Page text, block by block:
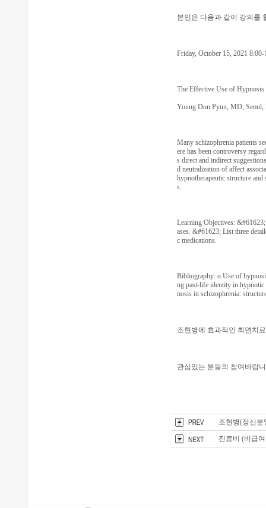
본인은 다음과 같이 강의를
Friday, October 15, 2021
The Effective Use of Hypnosis
Young Don Pyun, MD, Seoul,
Many schizophrenia patients
ere has been controversy
s direct and indirect
d neutralization of affect
hypnotherapeutic structure and
s.
Learning Objectives:
ases. &#61623; List three
c medications.
Bibliography: o Use of
ng past-life identity in
nosis in schizophrenia:
조현병에 효과적인 최면치
관심있는 분들의 참여바랍
조현병(정신분
진료비 (비급